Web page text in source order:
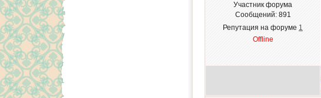
Участник форума
Сообщений: 891
Репутация на форуме 1
Offline